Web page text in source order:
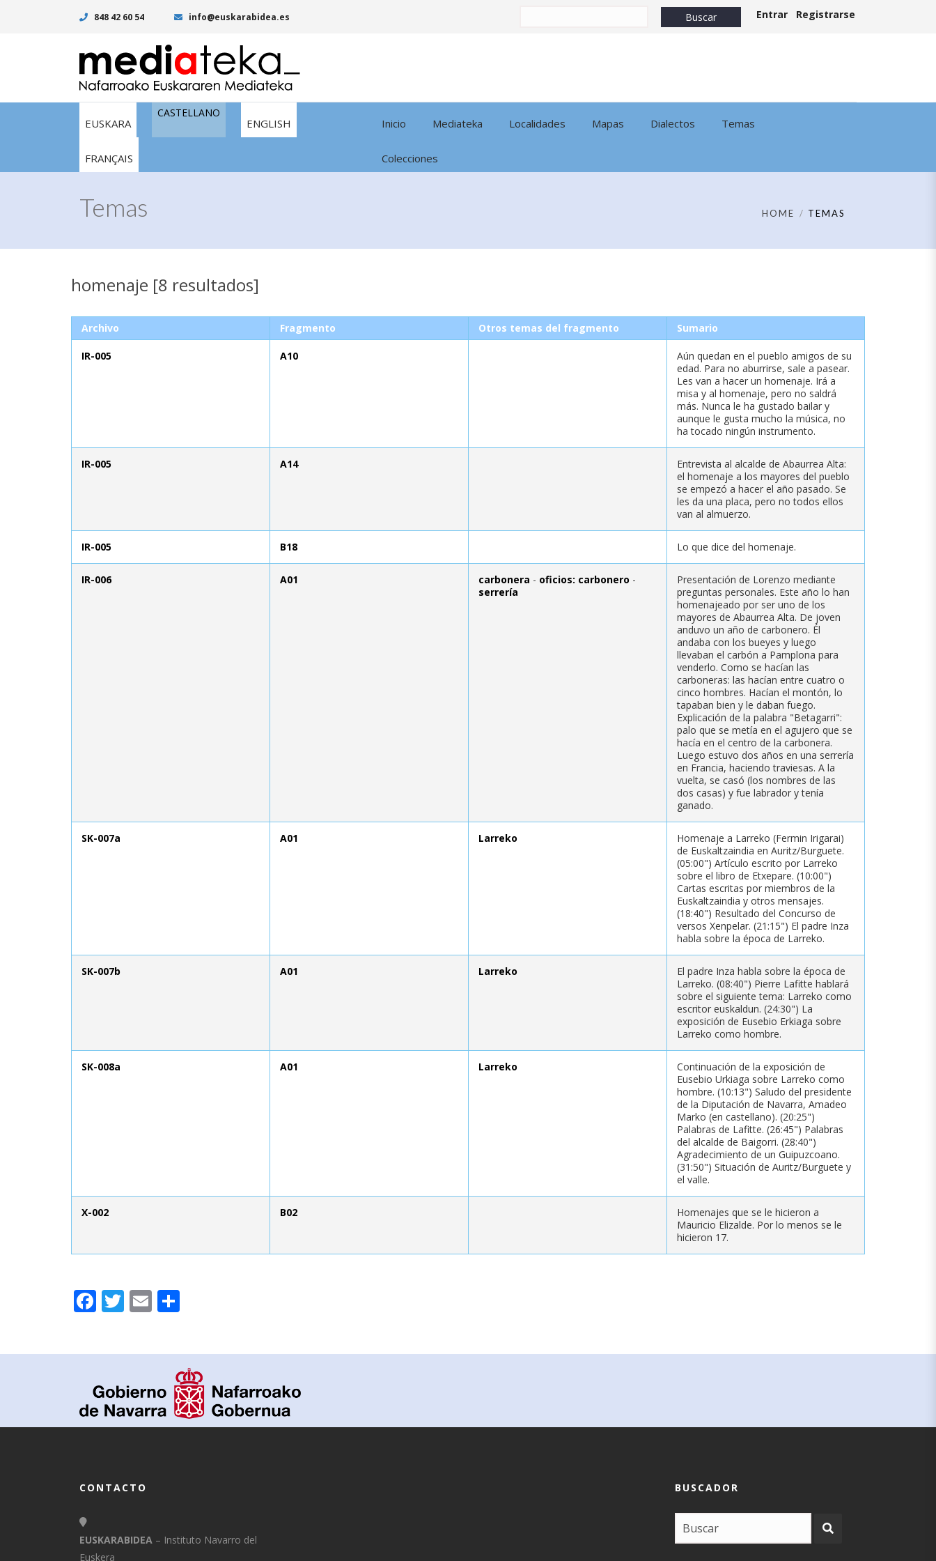
848 42 60 54 info@euskarabidea.es Entrar Registrarse
EUSKARA
CASTELLANO
ENGLISH
FRANÇAIS
Inicio Mediateka Localidades Mapas Dialectos Temas
Colecciones
Temas HOME TEMAS
homenaje [8 resultados]
Archivo Fragmento Otros temas del fragmento Sumario
IR-005 A10
Aún quedan en el pueblo amigos de su
edad. Para no aburrirse, sale a pasear.
Les van a hacer un homenaje. Irá a
misa y al homenaje, pero no saldrá
más. Nunca le ha gustado bailar y
aunque le gusta mucho la música, no
ha tocado ningún instrumento.
IR-005 A14
Entrevista al alcalde de Abaurrea Alta:
el homenaje a los mayores del pueblo
se empezó a hacer el año pasado. Se
les da una placa, pero no todos ellos
van al almuerzo.
IR-005 B18 Lo que dice del homenaje.
IR-006 A01 carbonera - oficios: carbonero -
serrería
Presentación de Lorenzo mediante
preguntas personales. Este año lo han
homenajeado por ser uno de los
mayores de Abaurrea Alta. De joven
anduvo un año de carbonero. Él
andaba con los bueyes y luego
llevaban el carbón a Pamplona para
venderlo. Como se hacían las
carboneras: las hacían entre cuatro o
cinco hombres. Hacían el montón, lo
tapaban bien y le daban fuego.
Explicación de la palabra "Betagarri":
palo que se metía en el agujero que se
hacía en el centro de la carbonera.
Luego estuvo dos años en una serrería
en Francia, haciendo traviesas. A la
vuelta, se casó (los nombres de las
dos casas) y fue labrador y tenía
ganado.
SK-007a A01 Larreko
Homenaje a Larreko (Fermin Irigarai)
de Euskaltzaindia en Auritz/Burguete.
(05:00") Artículo escrito por Larreko
sobre el libro de Etxepare. (10:00")
Cartas escritas por miembros de la
Euskaltzaindia y otros mensajes.
(18:40") Resultado del Concurso de
versos Xenpelar. (21:15") El padre Inza
habla sobre la época de Larreko.
SK-007b A01 Larreko
El padre Inza habla sobre la época de
Larreko. (08:40") Pierre Lafitte hablará
sobre el siguiente tema: Larreko como
escritor euskaldun. (24:30") La
exposición de Eusebio Erkiaga sobre
Larreko como hombre.
SK-008a A01 Larreko
Continuación de la exposición de
Eusebio Urkiaga sobre Larreko como
hombre. (10:13") Saludo del presidente
de la Diputación de Navarra, Amadeo
Marko (en castellano). (20:25")
Palabras de Lafitte. (26:45") Palabras
del alcalde de Baigorri. (28:40")
Agradecimiento de un Guipuzcoano.
(31:50") Situación de Auritz/Burguete y
el valle.
X-002 B02
Homenajes que se le hicieron a
Mauricio Elizalde. Por lo menos se le
hicieron 17.
Facebook
Twitter
Email
CONTACTO
EUSKARABIDEA – Instituto Navarro del
Euskera
BUSCADOR